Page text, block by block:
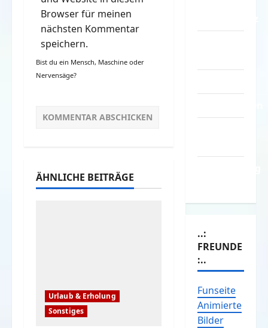
Browser für meinen
nächsten Kommentar
speichern.
Bist du ein Mensch, Maschine oder
Nervensäge?
ÄHNLICHE BEITRÄGE
Urlaub & Erholung
Sonstiges
..:
FREUNDE
:..
Funseite
Animierte
Bilder